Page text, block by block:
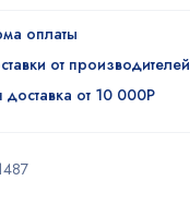
оплаты
от производителей
доставка от 10 000Р